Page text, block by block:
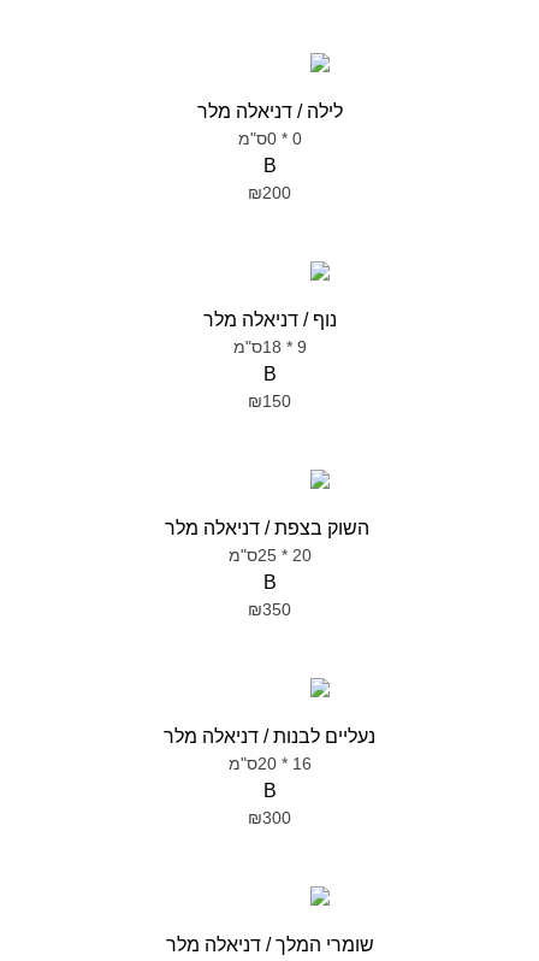
לילה / דניאלה מלר
0 * 0ס"מ
B
₪200
נוף / דניאלה מלר
9 * 18ס"מ
B
₪150
השוק בצפת / דניאלה מלר
20 * 25ס"מ
B
₪350
נעליים לבנות / דניאלה מלר
16 * 20ס"מ
B
₪300
שומרי המלך / דניאלה מלר